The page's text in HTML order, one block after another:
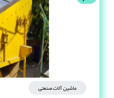
ماشین آلات صنعتی